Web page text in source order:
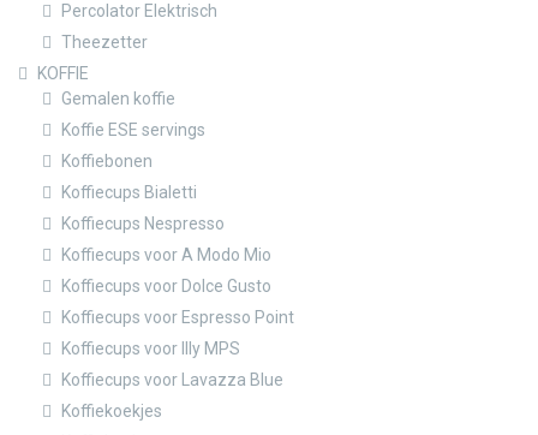
Percolator Elektrisch
Theezetter
KOFFIE
Gemalen koffie
Koffie ESE servings
Koffiebonen
Koffiecups Bialetti
Koffiecups Nespresso
Koffiecups voor A Modo Mio
Koffiecups voor Dolce Gusto
Koffiecups voor Espresso Point
Koffiecups voor Illy MPS
Koffiecups voor Lavazza Blue
Koffiekoekjes